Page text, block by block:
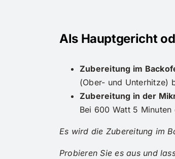
Als Hauptgericht
Zubereitung im
(Ober- und Unterhitze)
Zubereitung in der
Bei 600 Watt 5
Es wird die Zubereitung im
Probieren Sie es aus und